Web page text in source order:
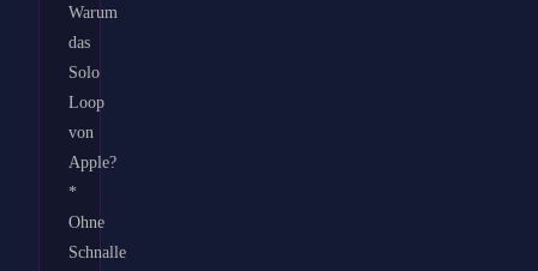
Warum
das
Solo
Loop
von
Apple?
*
Ohne
Schnalle